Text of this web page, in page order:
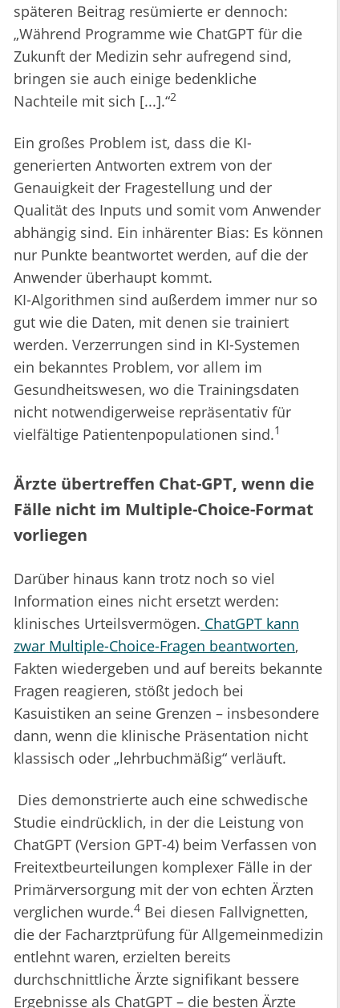
späteren Beitrag resümierte er dennoch:
„Während Programme wie ChatGPT für die
Zukunft der Medizin sehr aufregend sind,
bringen sie auch einige bedenkliche
Nachteile mit sich [...].“2
Ein großes Problem ist, dass die KI-
generierten Antworten extrem von der
Genauigkeit der Fragestellung und der
Qualität des Inputs und somit vom Anwender
abhängig sind. Ein inhärenter Bias: Es können
nur Punkte beantwortet werden, auf die der
Anwender überhaupt kommt.
KI-Algorithmen sind außerdem immer nur so
gut wie die Daten, mit denen sie trainiert
werden. Verzerrungen sind in KI-Systemen
ein bekanntes Problem, vor allem im
Gesundheitswesen, wo die Trainingsdaten
nicht notwendigerweise repräsentativ für
vielfältige Patientenpopulationen sind.1
Ärzte übertreffen Chat-GPT, wenn die
Fälle nicht im Multiple-Choice-Format
vorliegen
Darüber hinaus kann trotz noch so viel
Information eines nicht ersetzt werden:
klinisches Urteilsvermögen. ChatGPT kann
zwar Multiple-Choice-Fragen beantworten,
Fakten wiedergeben und auf bereits bekannte
Fragen reagieren, stößt jedoch bei
Kasuistiken an seine Grenzen – insbesondere
dann, wenn die klinische Präsentation nicht
klassisch oder „lehrbuchmäßig“ verläuft.
Dies demonstrierte auch eine schwedische
Studie eindrücklich, in der die Leistung von
ChatGPT (Version GPT-4) beim Verfassen von
Freitextbeurteilungen komplexer Fälle in der
Primärversorgung mit der von echten Ärzten
verglichen wurde.4 Bei diesen Fallvignetten,
die der Facharztprüfung für Allgemeinmedizin
entlehnt waren, erzielten bereits
durchschnittliche Ärzte signifikant bessere
Ergebnisse als ChatGPT – die besten Ärzte